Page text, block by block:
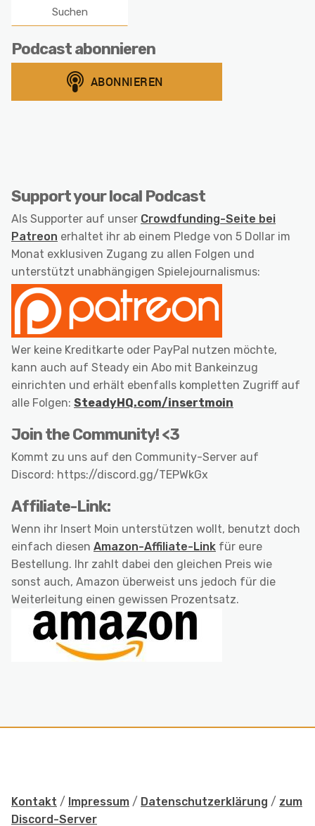
Podcast abonnieren
Support your local Podcast
Als Supporter auf unser Crowdfunding-Seite bei
Patreon erhaltet ihr ab einem Pledge von 5 Dollar im
Monat exklusiven Zugang zu allen Folgen und
unterstützt unabhängigen Spielejournalismus:
Wer keine Kreditkarte oder PayPal nutzen möchte,
kann auch auf Steady ein Abo mit Bankeinzug
einrichten und erhält ebenfalls kompletten Zugriff auf
alle Folgen: SteadyHQ.com/insertmoin
Join the Community! <3
Kommt zu uns auf den Community-Server auf
Discord: https://discord.gg/TEPWkGx
Affiliate-Link:
Wenn ihr Insert Moin unterstützen wollt, benutzt doch
einfach diesen Amazon-Affiliate-Link für eure
Bestellung. Ihr zahlt dabei den gleichen Preis wie
sonst auch, Amazon überweist uns jedoch für die
Weiterleitung einen gewissen Prozentsatz.
Kontakt / Impressum / Datenschutzerklärung / zum
Discord-Server